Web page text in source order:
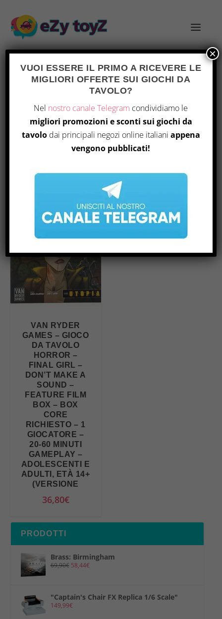
Home
Visualizzazione del risultato
VAN RYDER
GAMES – GIOCO
DA TAVOLO
HORROR –
FINAL GIRL –
DON’T MAKE A
SOUND –
FEATURE FILM
BOX – BOX
CORE
RICHIESTO – 1
GIOCATORE –
20-60 MINUTI
GAMEPLAY –
ADOLESCENTI E
ADULTI, ETÀ 14+
(VERSIONE
36,80€
PRODOTTI
Brass: Birmingham
69,90€ 58,44€
"Captain's Chair FX Replica 1/6 Scale"
149,99€
VUOI ESSERE IL PRIMO A RICEVERE LE
MIGLIORI OFFERTE SUI GIOCHI DA
TAVOLO?
Nel nostro canale Telegram condividiamo le
migliori promozioni e sconti sui giochi da
tavolo dai principali negozi online italiani appena
vengono pubblicati!
×